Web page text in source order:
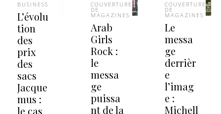
BUSINESS
L’évolu
tion
des
prix
des
sacs
Jacque
mus :
le cas
COUVERTURES
DE
MAGAZINES
Arab
Girls
Rock :
le
messa
ge
puissa
nt de la
COUVERTURES
DE
MAGAZINES
Le
messa
ge
derrièr
e
l’imag
e :
Michell